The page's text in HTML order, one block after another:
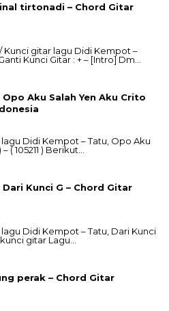
tirtonadi – Chord Gitar
gitar lagu Didi Kempot –
Kunci Gitar : + – [Intro] Dm…
Aku Salah Yen Aku Crito
Didi Kempot – Tatu, Opo Aku
( 105211 ) Berikut…
Kunci G – Chord Gitar
Didi Kempot – Tatu, Dari Kunci
gitar Lagu…
perak – Chord Gitar